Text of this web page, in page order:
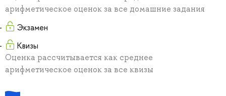
арифметическое оценок за все домашние задания
Экзамен
Квизы
Оценка рассчитывается как среднее
арифметическое оценок за все квизы